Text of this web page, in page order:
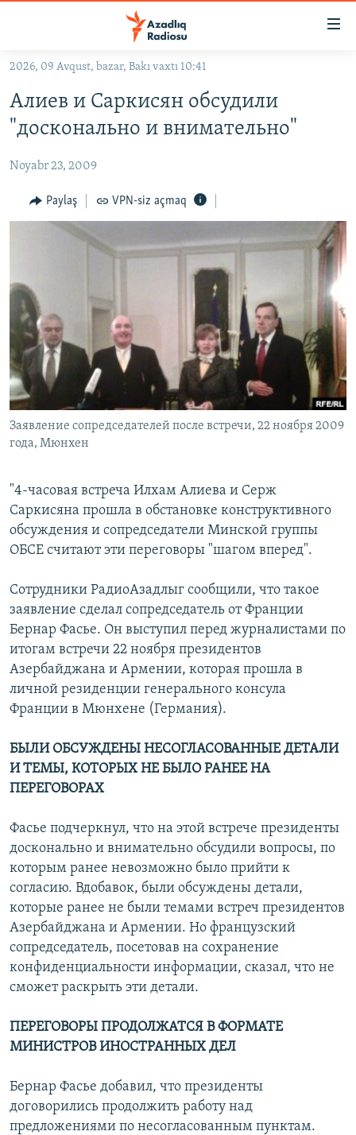
Əsas
qayıt
Əsas
naviqasiyaya
qayıt
KORRUPSIOMETR
#ƏSLINDƏ
FƏRQƏ BAX
QANUNI DOĞRU
MULTIMEDIA
VIDEO
FOTOQALEREYA
İNFOQRAFIKA
KARIKATURA
RADIO ARXIV
OXU ZALI
AZƏRBAYCAN ƏDƏBIYYATI KITABXANASI
İSLAM VƏ DEMOKRATIYA
İZ - MƏDƏNIYYƏT PROQRAMI
HAQQIMIZDA
MISSIYAMIZ
PEŞƏ ETIKASI VƏ JURNALISTIKA STANDARTLARIMIZ
MATERIALLARIMIZDAN ISTIFADƏ
BIZIMLƏ ƏLAQƏ
XƏBƏR BÜLLETENLƏRIMIZ
BIZI IZLƏ
2026, 09 Avqust, bazar, Bakı vaxtı 10:41
Алиев и Саркисян обсудили
"досконально и внимательно"
Noyabr 23, 2009
Paylaş VPN-siz açmaq
Заявление сопредседателей после встречи, 22 ноября 2009
года, Мюнхен
"4-часовая встреча Илхам Алиева и Серж
Саркисяна прошла в обстановке конструктивного
обсуждения и сопредседатели Минской группы
ОБСЕ считают эти переговоры "шагом вперед".
Сотрудники РадиоАзадлыг сообщили, что такое
заявление сделал сопредседатель от Франции
Бернар Фасье. Он выступил перед журналистами по
итогам встречи 22 ноября президентов
Азербайджана и Армении, которая прошла в
личной резиденции генерального консула
Франции в Мюнхене (Германия).
БЫЛИ ОБСУЖДЕНЫ НЕСОГЛАСОВАННЫЕ ДЕТАЛИ
И ТЕМЫ, КОТОРЫХ НЕ БЫЛО РАНЕЕ НА
ПЕРЕГОВОРАХ
Фасье подчеркнул, что на этой встрече президенты
досконально и внимательно обсудили вопросы, по
которым ранее невозможно было прийти к
согласию. Вдобавок, были обсуждены детали,
которые ранее не были темами встреч президентов
Азербайджана и Армении. Но французский
сопредседатель, посетовав на сохранение
конфиденциальности информации, сказал, что не
сможет раскрыть эти детали.
ПЕРЕГОВОРЫ ПРОДОЛЖАТСЯ В ФОРМАТЕ
МИНИСТРОВ ИНОСТРАННЫХ ДЕЛ
Бернар Фасье добавил, что президенты
договорились продолжить работу над
предложениями по несогласованным пунктам.